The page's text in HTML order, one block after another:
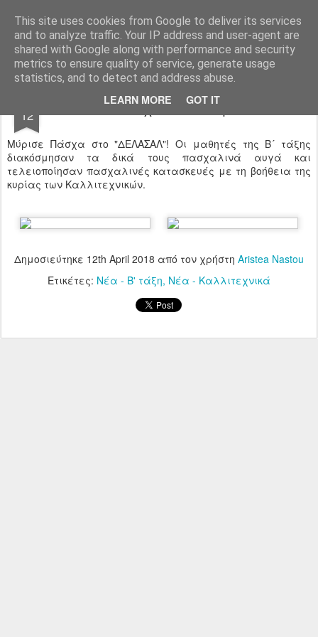
This site uses cookies from Google to deliver its services
and to analyze traffic. Your IP address and user-agent are
shared with Google along with performance and security
metrics to ensure quality of service, generate usage
statistics, and to detect and address abuse.
LEARN MORE GOT IT
Ιδιωτικό Δημοτικό Σχολείο "Ι.Μ.ΔΕΛΑΣΑΛ"
12 Πασχαλινά αυγά
Μύρισε Πάσχα στο "ΔΕΛΑΣΑΛ"! Οι μαθητές της Β´ τάξης
διακόσμησαν τα δικά τους πασχαλινά αυγά και
τελειοποίησαν πασχαλινές κατασκευές με τη βοήθεια της
κυρίας των Καλλιτεχνικών.
Δημοσιεύτηκε 12th April 2018 από τον χρήστη Aristea Nastou
Ετικέτες: Νέα - Β' τάξη Νέα - Καλλιτεχνικά